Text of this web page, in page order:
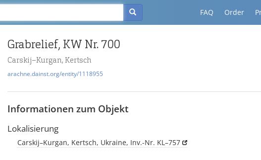
FAQ Order
Grabrelief, KW Nr. 700
Carskij–Kurgan, Kertsch
arachne.dainst.org/entity/1118955
Informationen zum Objekt
Lokalisierung
Carskij–Kurgan, Kertsch, Ukraine, Inv.-Nr. KL–757